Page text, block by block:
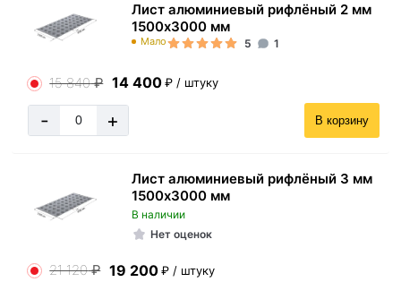
Лист алюминиевый рифлёный 2 мм
1500х3000 мм
Мало 5 1
15 840₽ 14 400 ₽ / штуку
- + В корзину
Лист алюминиевый рифлёный 3 мм
1500х3000 мм
В наличии
Нет оценок
21 120₽ 19 200 ₽ / штуку